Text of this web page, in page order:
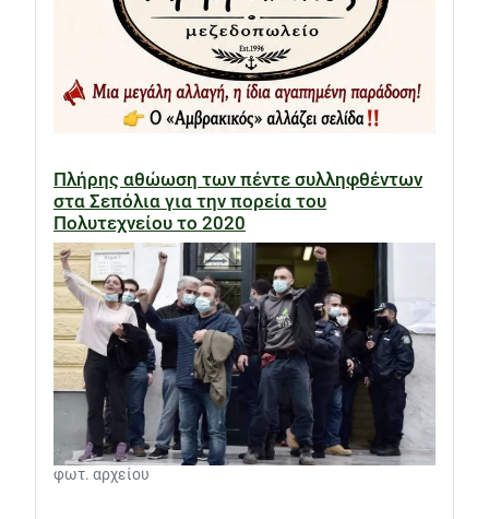
Πλήρης αθώωση των πέντε συλληφθέντων
στα Σεπόλια για την πορεία του
Πολυτεχνείου το 2020
φωτ. αρχείου